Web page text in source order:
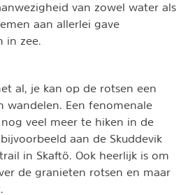
van zowel water als
aan allerlei gave
in zee.
al, je kan op de rotsen een
wandelen. Een fenomenale
veel meer te hiken in de
aan de Skuddevik
in Skaftö. Ook heerlijk is om
de granieten rotsen en maar